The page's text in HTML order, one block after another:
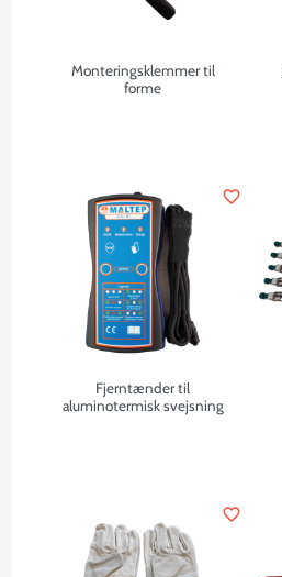
Monteringsklemmer til
forme
Fjerntænder til
aluminotermisk svejsning
favorite_border
favorite_border